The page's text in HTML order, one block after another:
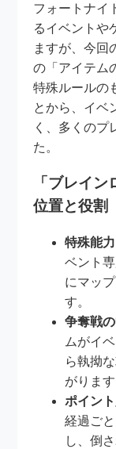
フォートナイ
るイベントや
ますが、今回
の「アイテム
特殊ルールの
とから、イベ
く、多くのプ
た。
「ブレイ
位置と役割
特殊能
ベント
にマッ
す。
争奪戦
ムがイ
ら執拗
がります
ポイント
経過ご
し、倒